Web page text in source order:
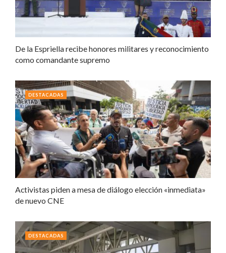
De la Espriella recibe honores militares y reconocimiento
como comandante supremo
Activistas piden a mesa de diálogo elección «inmediata»
de nuevo CNE
DESTACADAS
DESTACADAS